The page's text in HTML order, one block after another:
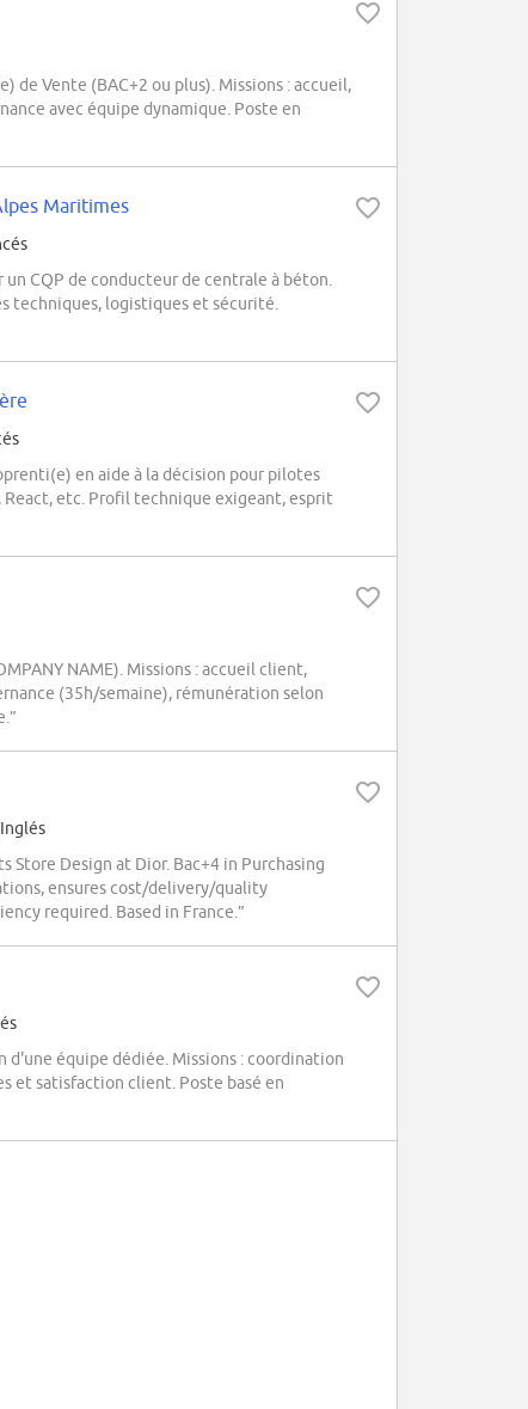
de Vente (BAC+2 ou plus). Missions : accueil,
avec équipe dynamique. Poste en
Maritimes
CQP de conducteur de centrale à béton.
techniques, logistiques et sécurité.
en aide à la décision pour pilotes
React, etc. Profil technique exigeant, esprit
NAME). Missions : accueil client,
(35h/semaine), rémunération selon
Store Design at Dior. Bac+4 in Purchasing
ensures cost/delivery/quality
required. Based in France.”
équipe dédiée. Missions : coordination
et satisfaction client. Poste basé en